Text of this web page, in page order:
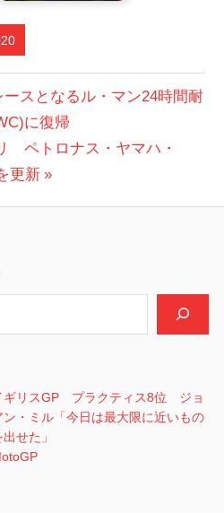
スとなるル・マン24時間耐
に復帰
ペトロナス・ヤマハ・
更新
ギリスGP プラクティス8位 ジョ
ン・ミル「今日は最大限に近いもの
出せた」